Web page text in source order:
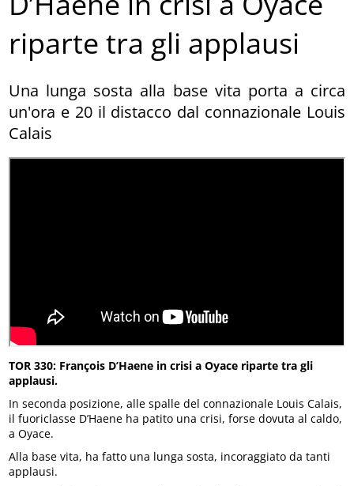
riparte tra gli applausi
Una lunga sosta alla base vita porta a circa
un'ora e 20 il distacco dal connazionale Louis
Calais
TOR 330: François D’Haene in crisi a Oyace riparte tra gli
applausi.
In seconda posizione, alle spalle del connazionale Louis Calais,
il fuoriclasse D’Haene ha patito una crisi, forse dovuta al caldo,
a Oyace.
Alla base vita, ha fatto una lunga sosta, incoraggiato da tanti
applausi.